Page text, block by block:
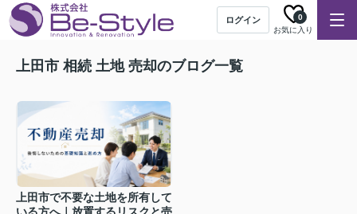
ログイン
お気に入り
0
上田市 相続 土地 売却のブログ一覧
上田市で不要な土地を所有して
いる方へ｜放置するリスクと売